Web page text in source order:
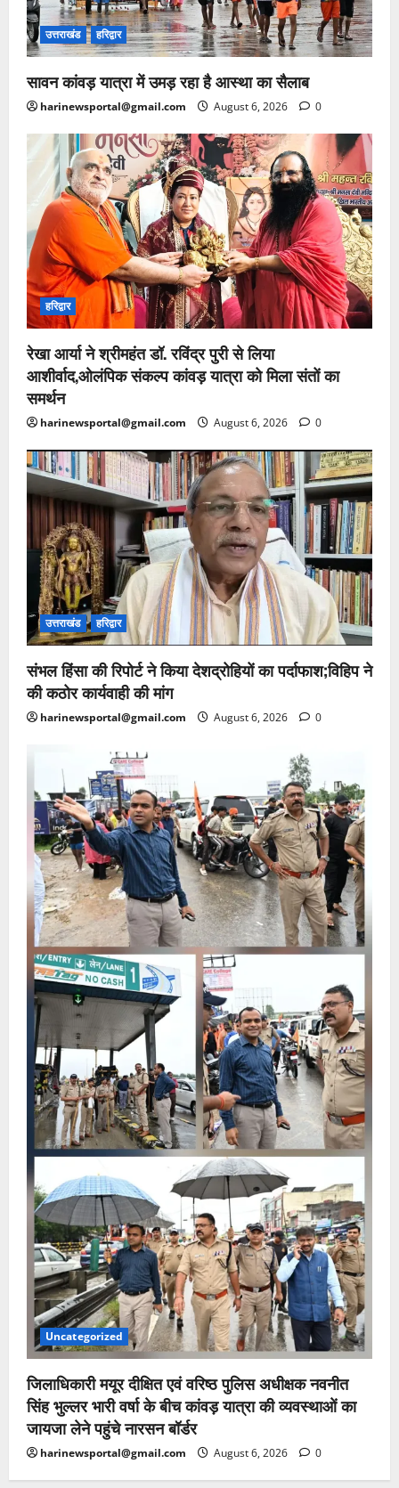
उत्तराखंड हरिद्वार
सावन कांवड़ यात्रा में उमड़ रहा है आस्था का सैलाब
harinewsportal@gmail.com August 6, 2026 0
हरिद्वार
रेखा आर्या ने श्रीमहंत डॉ. रविंद्र पुरी से लिया
आशीर्वाद,ओलंपिक संकल्प कांवड़ यात्रा को मिला संतों का
समर्थन
harinewsportal@gmail.com August 6, 2026 0
उत्तराखंड हरिद्वार
संभल हिंसा की रिपोर्ट ने किया देशद्रोहियों का पर्दाफाश;विहिप ने
की कठोर कार्यवाही की मांग
harinewsportal@gmail.com August 6, 2026 0
Uncategorized
जिलाधिकारी मयूर दीक्षित एवं वरिष्ठ पुलिस अधीक्षक नवनीत
सिंह भुल्लर भारी वर्षा के बीच कांवड़ यात्रा की व्यवस्थाओं का
जायजा लेने पहुंचे नारसन बॉर्डर
harinewsportal@gmail.com August 6, 2026 0